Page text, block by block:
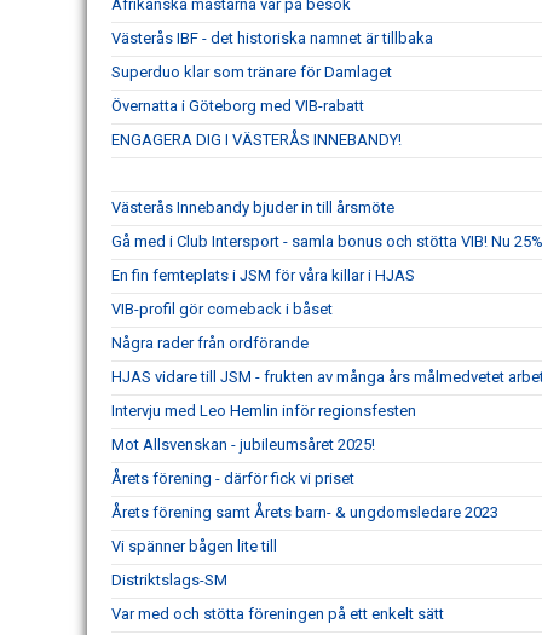
Afrikanska mästarna var på besök
Västerås IBF - det historiska namnet är tillbaka
Superduo klar som tränare för Damlaget
Övernatta i Göteborg med VIB-rabatt
ENGAGERA DIG I VÄSTERÅS INNEBANDY!
Västerås Innebandy bjuder in till årsmöte
Gå med i Club Intersport - samla bonus och stötta VIB! Nu
En fin femteplats i JSM för våra killar i HJAS
VIB-profil gör comeback i båset
Några rader från ordförande
HJAS vidare till JSM - frukten av många års målmedvetet
Intervju med Leo Hemlin inför regionsfesten
Mot Allsvenskan - jubileumsåret 2025!
Årets förening - därför fick vi priset
Årets förening samt Årets barn- & ungdomsledare 2023
Vi spänner bågen lite till
Distriktslags-SM
Var med och stötta föreningen på ett enkelt sätt